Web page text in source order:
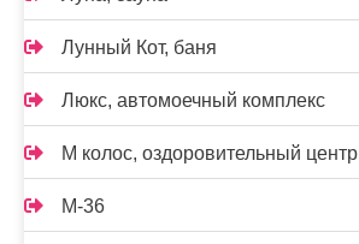
Лунный Кот, баня
Люкс, автомоечный комплекс
М колос, оздоровительный центр
М-36